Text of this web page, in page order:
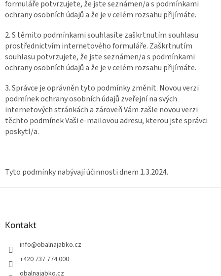
formuláře potvrzujete, že jste seznámen/a s podmínkami
ochrany osobních údajů a že je v celém rozsahu přijímáte.
2. S těmito podmínkami souhlasíte zaškrtnutím souhlasu
prostřednictvím internetového formuláře. Zaškrtnutím
souhlasu potvrzujete, že jste seznámen/a s podmínkami
ochrany osobních údajů a že je v celém rozsahu přijímáte.
3. Správce je oprávněn tyto podmínky změnit. Novou verzi
podmínek ochrany osobních údajů zveřejní na svých
internetových stránkách a zároveň Vám zašle novou verzi
těchto podmínek Vaši e-mailovou adresu, kterou jste správci
poskytl/a.
Tyto podmínky nabývají účinnosti dnem 1.3.2024.
Kontakt
info@obalnajabko.cz
+420 737 774 000
obalnajabko.cz